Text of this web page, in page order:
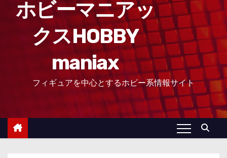
ホビーマニアッ
クスHOBBY
maniax
フィギュアを中心とするホビー系情報サイト